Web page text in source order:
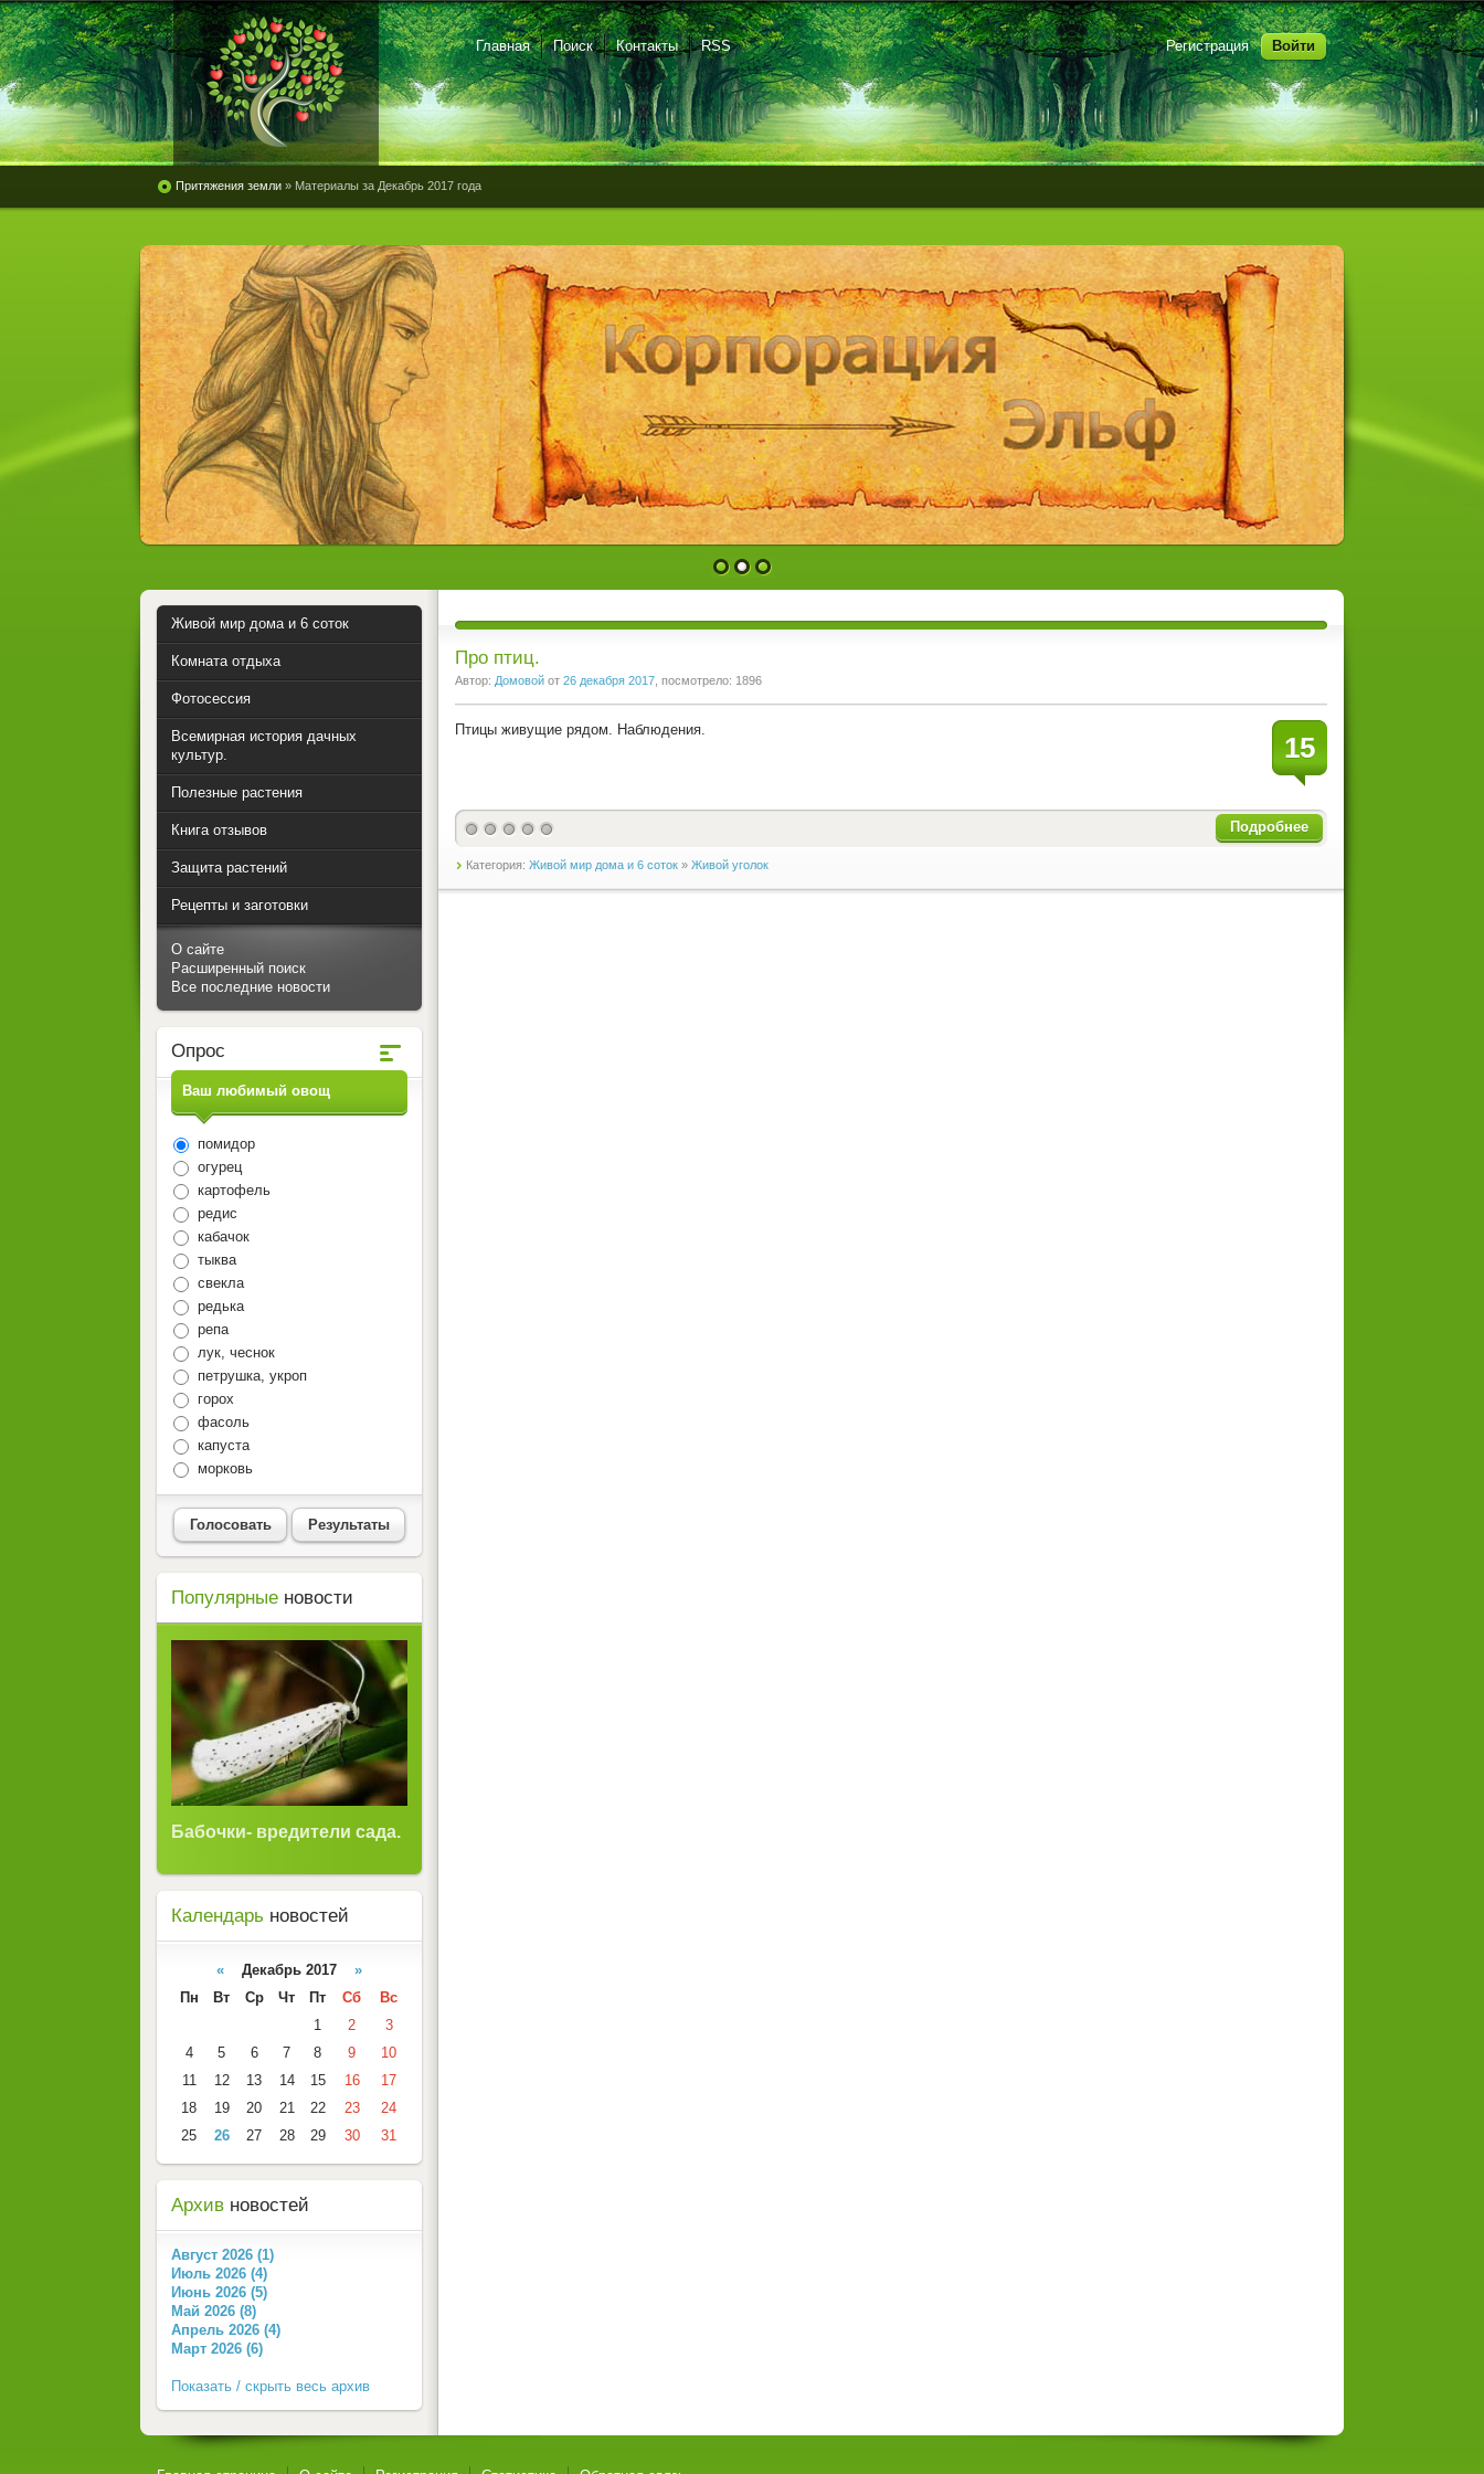
Регистрация Войти
Главная Поиск Контакты RSS
Притяжения земли » Материалы за Декабрь 2017 года
1 2 3
Про птиц.
Автор: Домовой от 26 декабря 2017 , посмотрело: 1896
15
Птицы живущие рядом. Наблюдения.
Подробнее
Категория: Живой мир дома и 6 соток » Живой уголок
Живой мир дома и 6 соток
Комната отдыха
Фотосессия
Всемирная история дачных
культур.
Полезные растения
Книга отзывов
Защита растений
Рецепты и заготовки
О сайте
Расширенный поиск
Все последние новости
Опрос
Ваш любимый овощ
помидор
огурец
картофель
редис
кабачок
тыква
свекла
редька
репа
лук, чеснок
петрушка, укроп
горох
фасоль
капуста
морковь
Голосовать Результаты
Популярные новости
Бабочки- вредители сада.
Календарь новостей
« Декабрь 2017 »
Пн
Вт Ср Чт Пт Сб
Вс
1
2
3
4
5 6 7 8 9
10
11
12 13 14 15 16
17
18
19 20 21 22 23
24
25
26 27 28 29 30 31
Архив новостей
Август 2026 (1)
Июль 2026 (4)
Июнь 2026 (5)
Май 2026 (8)
Апрель 2026 (4)
Март 2026 (6)
Показать / скрыть весь архив